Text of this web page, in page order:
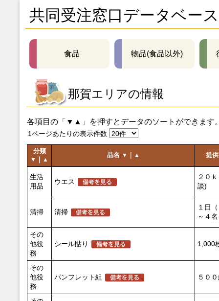
共同受注窓口データベース
食品 物品(食品以外)
那賀エリアの情報
各項目の「▼▲」を押すとデータのソートができます
1ページあたりの表示件数
分類
▼ ▲
品名 ▼ ▲ 提
生活
用品
ウエス
２０
談)
清掃 清掃
１日
～４名
その
他役
務
シール貼り 1,000
その
他役
務
パンフレット組 ５０